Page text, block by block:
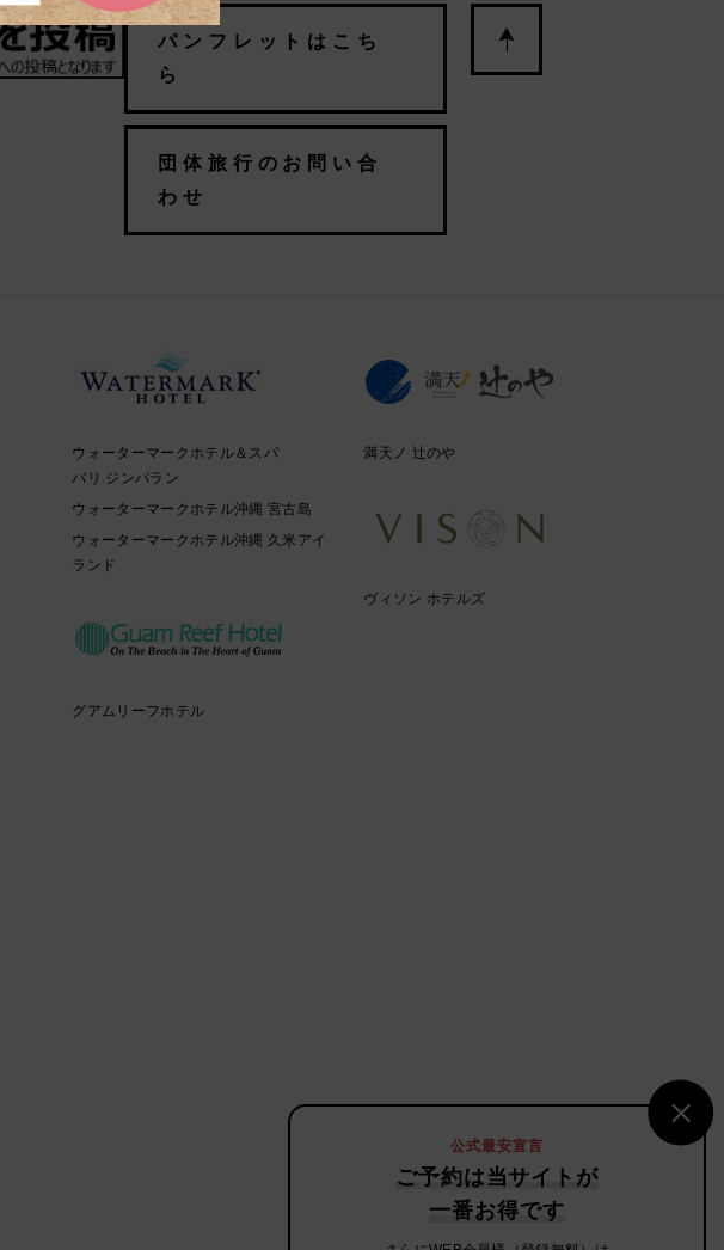
公式最安宣言
ご予約は当サイトが
一番お得です
パンフレットはこち
ら
団体旅行のお問い合
わせ
ウォーターマークホテル＆スパ
バリ ジンバラン
ウォーターマークホテル沖縄 宮古島
ウォーターマークホテル沖縄 久米アイ
ランド
グアムリーフホテル
満天ノ 辻のや
ヴィソン ホテルズ